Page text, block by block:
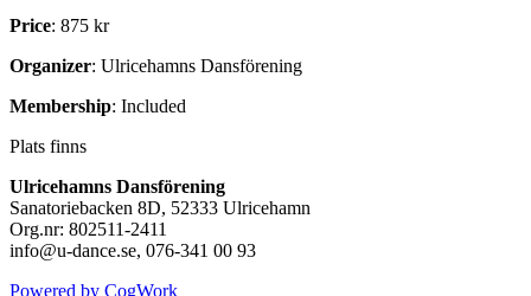
Price: 875 kr
Organizer: Ulricehamns Dansförening
Membership: Included
Plats finns
Ulricehamns Dansförening
Sanatoriebacken 8D, 52333 Ulricehamn
Org.nr: 802511-2411
info@u-dance.se, 076-341 00 93
Powered by CogWork